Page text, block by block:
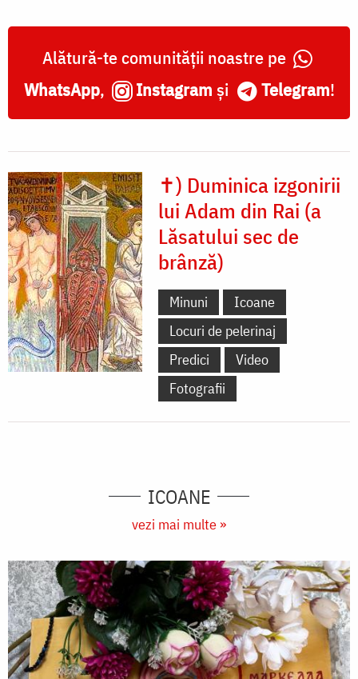
Alătură-te comunității noastre pe
WhatsApp, Instagram și Telegram!
✝) Duminica izgonirii
lui Adam din Rai (a
Lăsatului sec de
brânză)
Minuni
Icoane
Locuri de pelerinaj
Predici
Video
Fotografii
ICOANE
vezi mai multe »